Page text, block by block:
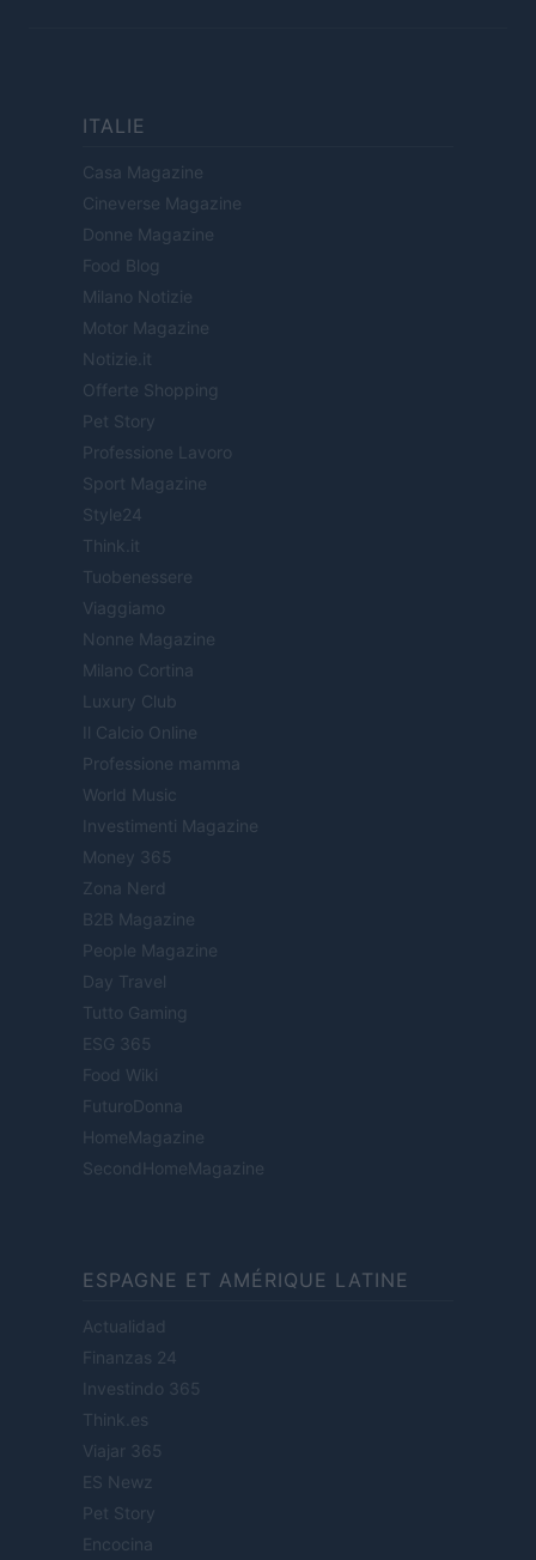
ITALIE
Casa Magazine
Cineverse Magazine
Donne Magazine
Food Blog
Milano Notizie
Motor Magazine
Notizie.it
Offerte Shopping
Pet Story
Professione Lavoro
Sport Magazine
Style24
Think.it
Tuobenessere
Viaggiamo
Nonne Magazine
Milano Cortina
Luxury Club
Il Calcio Online
Professione mamma
World Music
Investimenti Magazine
Money 365
Zona Nerd
B2B Magazine
People Magazine
Day Travel
Tutto Gaming
ESG 365
Food Wiki
FuturoDonna
HomeMagazine
SecondHomeMagazine
ESPAGNE ET AMÉRIQUE LATINE
Actualidad
Finanzas 24
Investindo 365
Think.es
Viajar 365
ES Newz
Pet Story
Encocina